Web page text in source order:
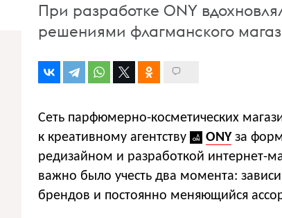
При разработке ONY
решениями флагманского
Сеть парфюмерно-косметических
к креативному агентству
ONY за
редизайном и разработкой интернет-
важно было учесть два момента:
брендов и постоянно меняющийся